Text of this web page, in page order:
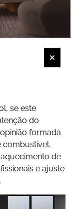
se este
do
formada
combustível.
de
e ajuste